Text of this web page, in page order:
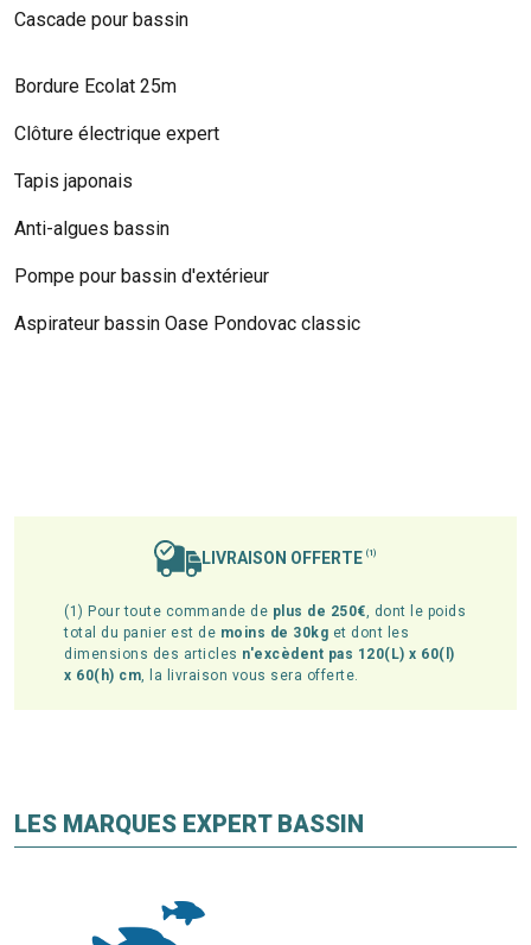
Cascade pour bassin
Bordure Ecolat 25m
Clôture électrique expert
Tapis japonais
Anti-algues bassin
Pompe pour bassin d'extérieur
Aspirateur bassin Oase Pondovac classic
LIVRAISON OFFERTE (1)
(1) Pour toute commande de plus de 250€, dont le poids
total du panier est de moins de 30kg et dont les
dimensions des articles n'excèdent pas 120(L) x 60(l)
x 60(h) cm, la livraison vous sera offerte.
LES MARQUES EXPERT BASSIN